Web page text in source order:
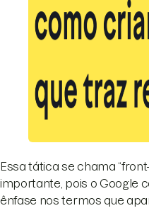
Essa tática se chama
importante, pois o Google
ênfase nos termos que